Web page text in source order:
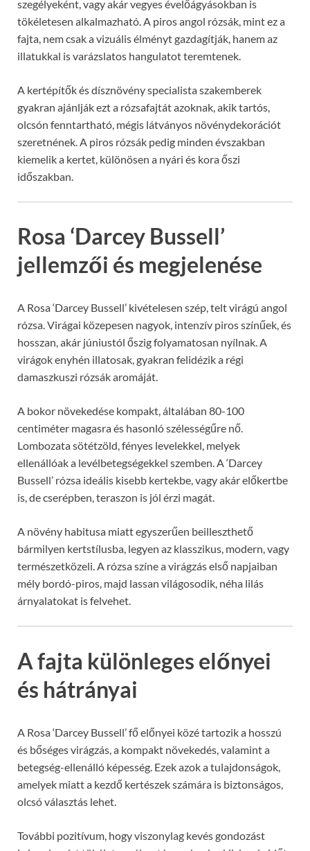
szegélyeként, vagy akár vegyes évelőágyásokban is
tökéletesen alkalmazható. A piros angol rózsák, mint ez a
fajta, nem csak a vizuális élményt gazdagítják, hanem az
illatukkal is varázslatos hangulatot teremtenek.
A kertépítők és dísznövény specialista szakemberek
gyakran ajánlják ezt a rózsafajtát azoknak, akik tartós,
olcsón fenntartható, mégis látványos növénydekorációt
szeretnének. A piros rózsák pedig minden évszakban
kiemelik a kertet, különösen a nyári és kora őszi
időszakban.
Rosa ‘Darcey Bussell’
jellemzői és megjelenése
A Rosa ‘Darcey Bussell’ kivételesen szép, telt virágú angol
rózsa. Virágai közepesen nagyok, intenzív piros színűek, és
hosszan, akár júniustól őszig folyamatosan nyílnak. A
virágok enyhén illatosak, gyakran felidézik a régi
damaszkuszi rózsák aromáját.
A bokor növekedése kompakt, általában 80-100
centiméter magasra és hasonló szélességűre nő.
Lombozata sötétzöld, fényes levelekkel, melyek
ellenállóak a levélbetegségekkel szemben. A ‘Darcey
Bussell’ rózsa ideális kisebb kertekbe, vagy akár előkertbe
is, de cserépben, teraszon is jól érzi magát.
A növény habitusa miatt egyszerűen beilleszthető
bármilyen kertstílusba, legyen az klasszikus, modern, vagy
természetközeli. A rózsa színe a virágzás első napjaiban
mély bordó-piros, majd lassan világosodik, néha lilás
árnyalatokat is felvehet.
A fajta különleges előnyei
és hátrányai
A Rosa ‘Darcey Bussell’ fő előnyei közé tartozik a hosszú
és bőséges virágzás, a kompakt növekedés, valamint a
betegség-ellenálló képesség. Ezek azok a tulajdonságok,
amelyek miatt a kezdő kertészek számára is biztonságos,
olcsó választás lehet.
További pozitívum, hogy viszonylag kevés gondozást